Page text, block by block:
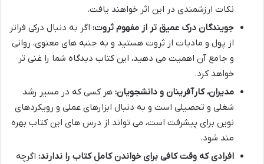
نکات ارزشمندی در این اثر خواهند یافت.
جویندگان درک عمیق تر از مفهوم ثروت: اگر به دنبال درکی فراتر
از پول و مادیات از ثروت هستید و به جنبه های معنوی، روانی
و جامع آن اهمیت می دهید، این کتاب دیدگاه شما را غنی تر
خواهد کرد.
مدیران، کارآفرینان و دانشجویان: هر کسی که در مسیر رشد
شغلی و تحصیلی است و به دنبال ابزارهای عملی و رویکردهای
نوین برای پیشرفت است، می تواند از درس های این کتاب بهره
مند شود.
افرادی که وقت کافی برای خواندن کامل کتاب را ندارند: اگرچه